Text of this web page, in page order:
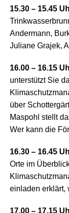
15.30 – 15.45
Andermann,
Juliane Grajek,
16.00 – 16.15
unterstützt Sie
über
Maspohl stellt
Wer kann die
16.30 – 16.45 Uh
Orte im
einladen erklärt,
17.00 – 17.15